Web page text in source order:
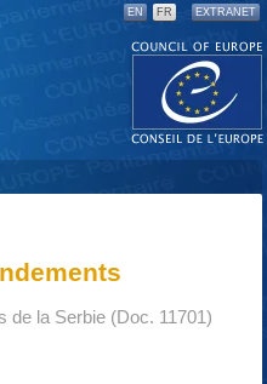
EN FR EXTRANET
de la Serbie (Doc. 11701)